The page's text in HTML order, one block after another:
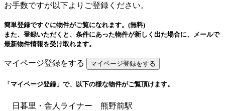
お手数ですが以下よりご登録ください。
簡単登録ですぐに物件がご覧になれます。(無料)
また、登録いただくと、条件にあった物件が新しく出た場合に、メールで
最新物件情報を受け取れます。
マイページ登録をする
「マイページ登録」で、以下の様な物件がご覧頂けます。
日暮里・舎人ライナー 熊野前駅